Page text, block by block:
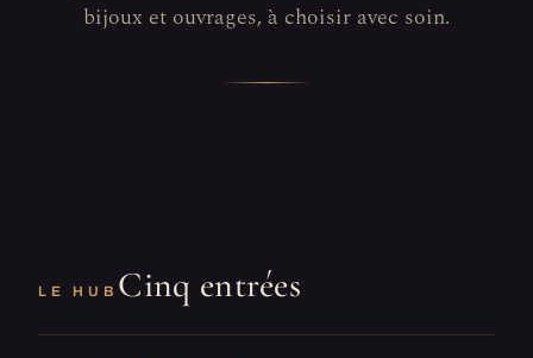
bijoux et ouvrages, à choisir avec soin.
LE HUB Cinq entrées